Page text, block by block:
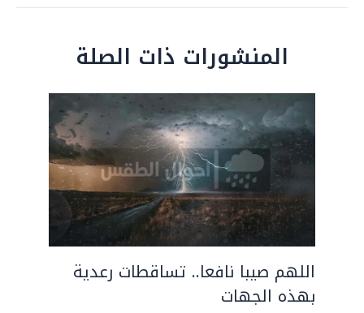
المنشورات ذات الصلة
اللهم صيبا نافعا.. تساقطات رعدية
بهذه الجهات